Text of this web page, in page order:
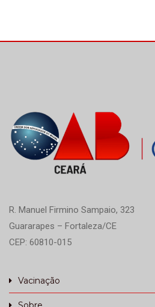
R. Manuel Firmino Sampaio, 323
Guararapes – Fortaleza/CE
CEP: 60810-015
Vacinação